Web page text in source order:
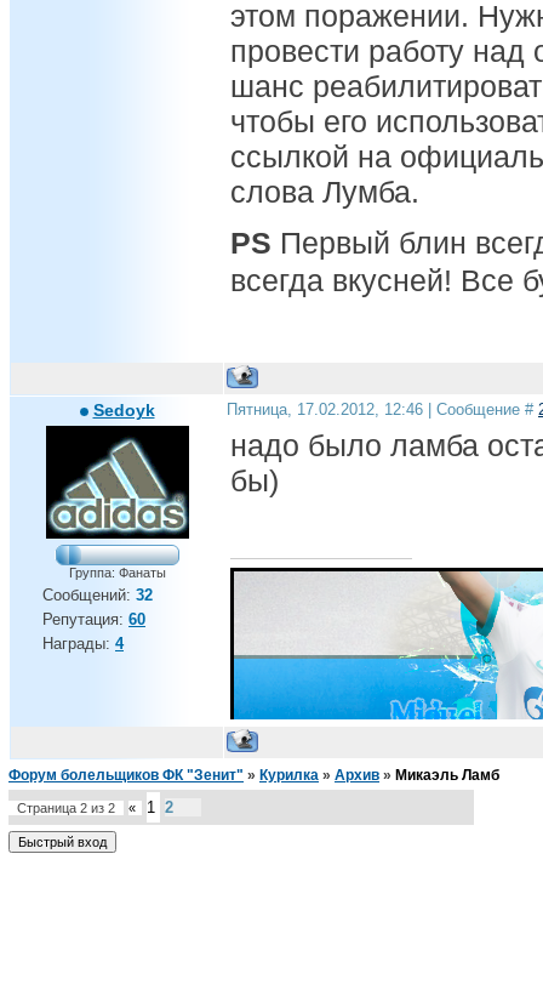
этом поражении.
провести работу
шанс
чтобы его
ссылкой на
слова Лумба.
PS Первый блин
всегда вкусней! Все
Sedoyk
Группа: Фанаты
Сообщений: 32
Репутация: 60
Награды: 4
Пятница, 17.02.2012, 12:46 | Сообщение #
надо было ламба
бы)
Форум болельщиков ФК "Зенит" » Курилка » Архив » Микаэль Ламб
Страница 2 из 2 « 1 2